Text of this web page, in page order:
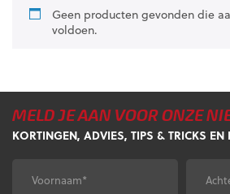
Geen producten gevonden die
voldoen.
MELD JE AAN VOOR ONZE
KORTINGEN, ADVIES, TIPS & TRICKS EN
Voornaam*